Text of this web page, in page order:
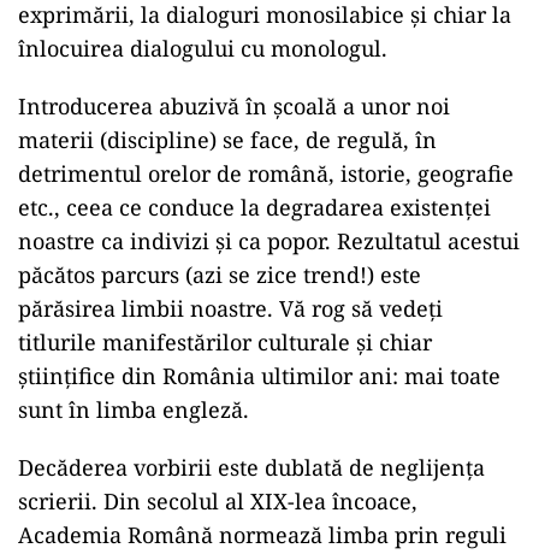
exprimării, la dialoguri monosilabice și chiar la
înlocuirea dialogului cu monologul.
Introducerea abuzivă în școală a unor noi
materii (discipline) se face, de regulă, în
detrimentul orelor de română, istorie, geografie
etc., ceea ce conduce la degradarea existenței
noastre ca indivizi și ca popor. Rezultatul acestui
păcătos parcurs (azi se zice trend!) este
părăsirea limbii noastre. Vă rog să vedeți
titlurile manifestărilor culturale și chiar
științifice din România ultimilor ani: mai toate
sunt în limba engleză.
Decăderea vorbirii este dublată de neglijența
scrierii. Din secolul al XIX-lea încoace,
Academia Română normează limba prin reguli